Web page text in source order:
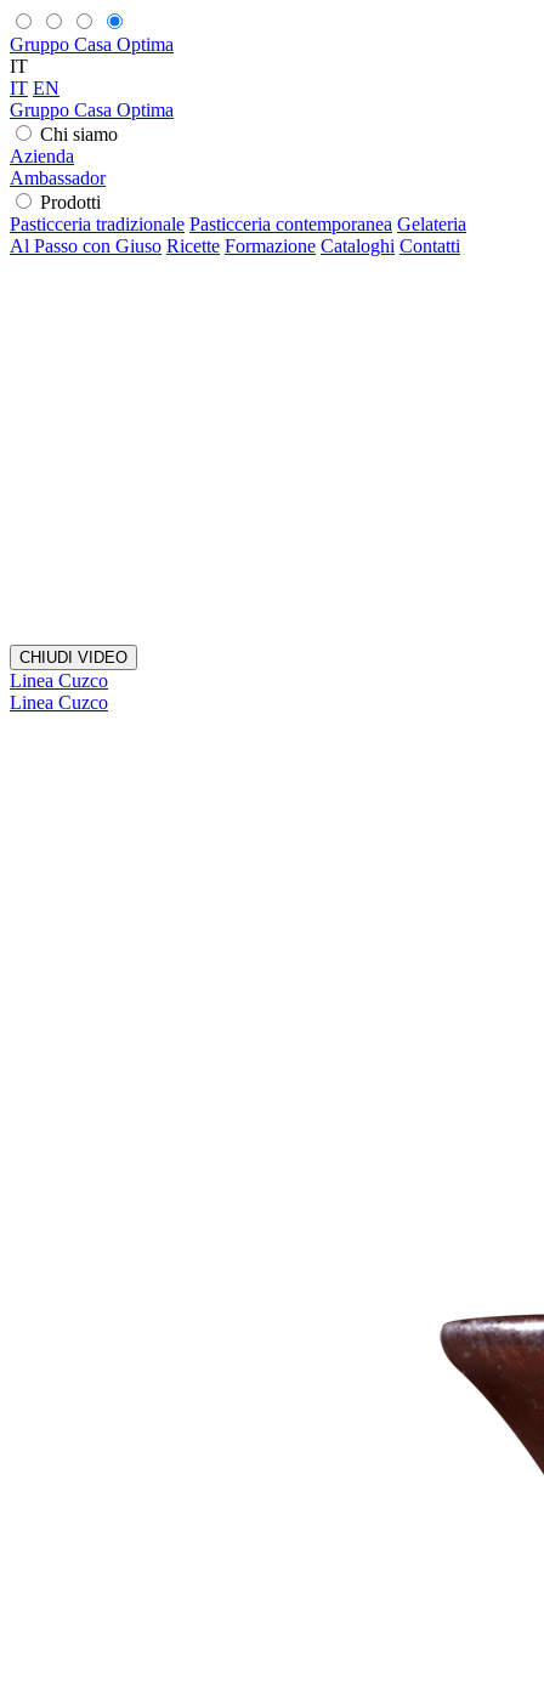
Gruppo Casa Optima
IT
IT EN
Gruppo Casa Optima
Chi siamo
Azienda
Ambassador
Prodotti
Pasticceria tradizionale Pasticceria contemporanea Gelateria
Al Passo con Giuso Ricette Formazione Cataloghi Contatti
CHIUDI VIDEO
Linea Cuzco
Linea Cuzco